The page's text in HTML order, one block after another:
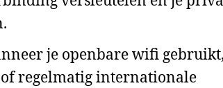
je openbare wifi
regelmatig internationale